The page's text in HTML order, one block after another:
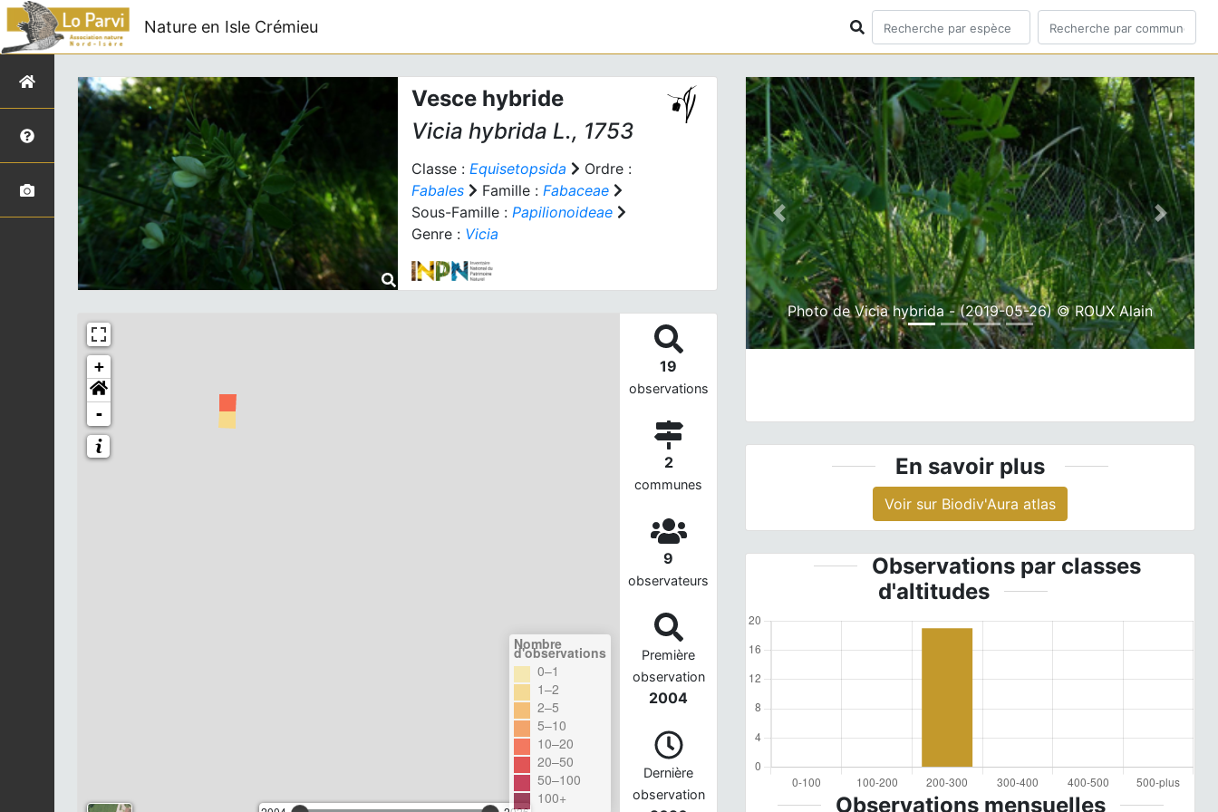
Nature en Isle Crémieu
Vesce hybride
Vicia hybrida L., 1753
Classe : Equisetopsida
Ordre :
Fabales
Famille : Fabaceae
Sous-Famille : Papilionoideae
Genre : Vicia
+
-
Nombre
d'observations
0–1
1–2
2–5
5–10
10–20
20–50
50–100
100+
19
observations
2
communes
9
observateurs
Première
observation
2004
Dernière
observation
Photo de Vicia hybrida - (2019-05-26) © ROUX Alain
Previous Next
En savoir plus
Voir sur Biodiv'Aura atlas
Observations par classes
d'altitudes
Observations mensuelles